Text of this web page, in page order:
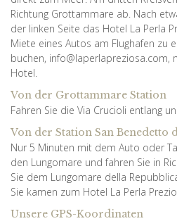
Richtung Grottammare ab. Nach
der linken Seite das Hotel La Perla
Miete eines Autos am Flughafen zu
buchen, info@laperlapreziosa.com,
Hotel.
Von der Grottammare Station
Fahren Sie die Via Crucioli entlang
Von der Station San Benedetto
Nur 5 Minuten mit dem Auto oder
den Lungomare und fahren Sie in
Sie dem Lungomare della
Sie kamen zum Hotel La Perla
Unsere GPS-Koordinaten